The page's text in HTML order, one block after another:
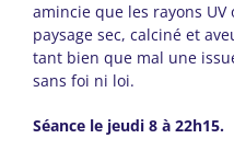
amincie que les rayons
paysage sec, calciné et
tant bien que mal une
sans foi ni loi.
Séance le jeudi 8 à 22h15.